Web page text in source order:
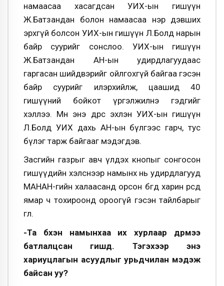
намаасаа хасагдсан УИХ-ын гишүүн
Ж.Батзандан болон намаасаа нэр дэвших
эрхгүй болсон УИХ-ын гишүүн Л.Болд нарын
байр суурийг сонслоо. УИХ-ын гишүүн
Ж.Батзандан АН-ын удирдлагуудаас
гаргасан шийдвэрийг ойлгохгүй байгаа гэсэн
байр суурийг илэрхийлж, цаашид 40
гишүүний бойкот үргэлжилнэ гэдгийг
хэллээ. Мөн энэ өдрөөс эхлэн УИХ-ын гишүүн
Л.Болд УИХ дахь АН-ын бүлгээс гарч, тус
бүлэг тарж байгааг мэдэгдэв.
Засгийн газрыг авч үлдэх кнопыг сонгосон
гишүүдийн хэлснээр намынх нь удирдлагууд
МАНАН-гийн халаасанд орсон бөгөөд харин өөрсдөө
ямар ч тохироонд ороогүй гэсэн тайлбарыг
өглөө.
-Та бүхэн намынхаа их хурлаар дүрмээ
батлалцсан гишүүд. Тэгэхээр энэ
хариуцлагын асуудлыг урьдчилан мэдэж
байсан уу?